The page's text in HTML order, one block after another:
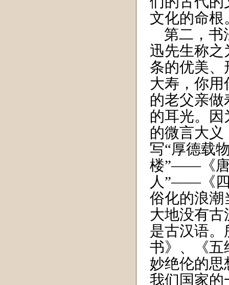
文化的命根
第二，书
迅先生称之
条的优美、
大寿，你
的老父亲
的耳光。
的微言大
写“厚德载
楼”——《唐
人”——《四
俗化的浪潮
大地没有
是古汉语。
书》、《五
妙绝伦的思
我们国家的